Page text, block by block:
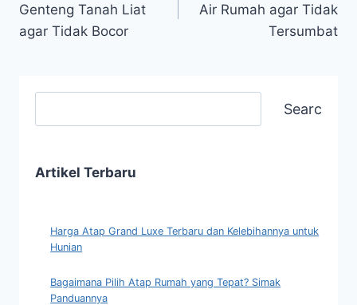
Genteng Tanah Liat
agar Tidak Bocor
Air Rumah agar Tidak
Tersumbat
Search
Artikel Terbaru
Harga Atap Grand Luxe Terbaru dan Kelebihannya untuk
Hunian
Bagaimana Pilih Atap Rumah yang Tepat? Simak
Panduannya